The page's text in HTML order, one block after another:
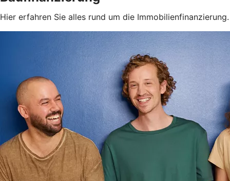
Hier erfahren Sie alles rund um die Immobilienfinanzierung.